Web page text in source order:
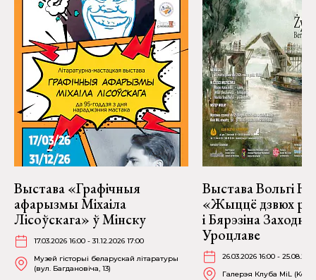
Выстава «Графічныя
афарызмы Міхаіла
Лісоўскага» ў Мінску
17.03.2026 16:00 - 31.12.2026 17:00
Музей гісторыі беларускай літаратуры
(вул. Багдановіча, 13)
Выстава Вольгі
«Жыццё дзвюх
і Бярэзіна
Уроцлаве
26.03.2026 16:00 -
Галерэя Клуба MiL